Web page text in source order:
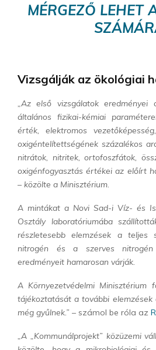
MÉRGEZŐ LEHET
Vizsgálják az ökológiai
„Az első vizsgálatok
általános fizikai-kémiai
érték, elektromos
oxigéntelítettségének százalékos
nitrátok, nitritek, ortofoszfátok,
oxigénfogyasztás értékei az előírt
– közölte a Minisztérium.
A mintákat a Novi Sad-i Víz- és
Osztály laboratóriumába
részletesebb elemzések a teljes
nitrogén és a szerves nitrogén
eredményeit hamarosan várják.
A Környezetvédelmi Minisztérium
tájékoztatását a további elemzések
még gyűlnek.” – számol be róla az
„A „Kommunálprojekt” közüzemi